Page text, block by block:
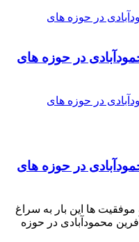
در حوزه های
در حوزه های
موفقیت ها این بار به سراغ
محمودآبادی در حوزه